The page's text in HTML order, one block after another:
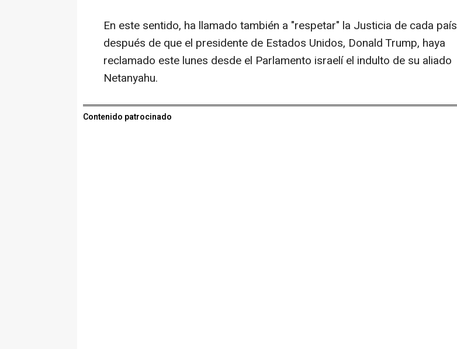
En este sentido, ha llamado también a "respetar" la Justicia de cada país
después de que el presidente de Estados Unidos, Donald Trump, haya
reclamado este lunes desde el Parlamento israelí el indulto de su aliado
Netanyahu.
Contenido patrocinado